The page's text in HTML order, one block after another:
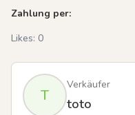
Zahlung per:
Likes: 0
T
Verkäufer
toto